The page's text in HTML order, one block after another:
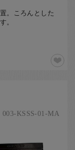
。ころんとした
。
003-KSSS-01-MA